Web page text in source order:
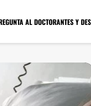
AL DOCTORANTES Y